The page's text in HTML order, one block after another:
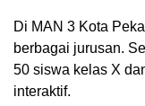
Di MAN 3 Kota
berbagai jurusan.
50 siswa kelas X
interaktif.